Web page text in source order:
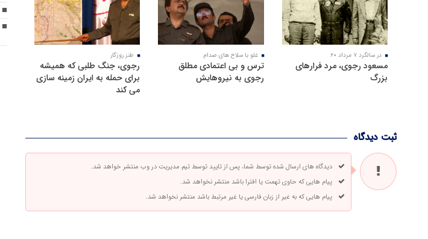
در سالگرد ۷ مرداد ۶۰
مسعود رجوی، مرد فرارهای
بزرگ
غلو با سلاح های صدام
ترس و بی اعتمادی مطلق
رجوی به نیروهایش
طنز روزگار
رجوی، جنگ طلبی که همیشه
برای حمله به ایران زمینه سازی
می کند
ثبت دیدگاه
دیدگاه های ارسال شده توسط شما، پس از تایید توسط تیم مدیریت در وب منتشر خواهد شد.
پیام هایی که حاوی تهمت یا افترا باشد منتشر نخواهد شد.
پیام هایی که به غیر از زبان فارسی یا غیر مرتبط باشد منتشر نخواهد شد.